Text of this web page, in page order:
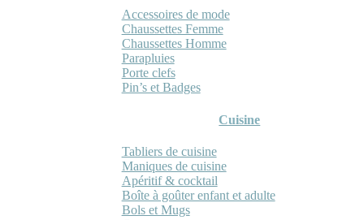
Accessoires de mode
Chaussettes Femme
Chaussettes Homme
Parapluies
Porte clefs
Pin’s et Badges
Cuisine
Tabliers de cuisine
Maniques de cuisine
Apéritif & cocktail
Boîte à goûter enfant et adulte
Bols et Mugs